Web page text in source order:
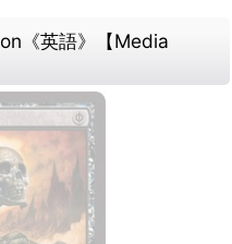
《英語》【Media